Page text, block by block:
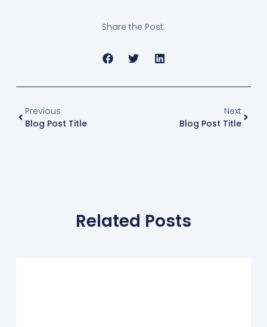
Share the Post:
Previous
Blog Post Title
Next
Blog Post Title
Related Posts